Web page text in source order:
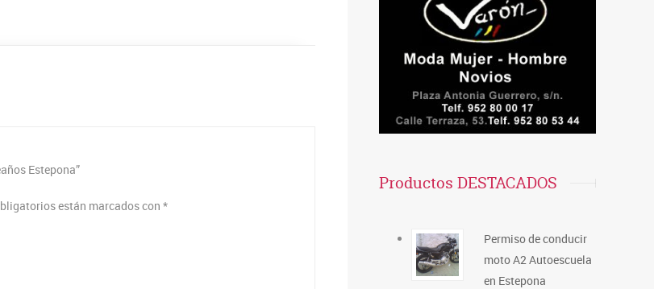
Estepona”
están marcados con *
Productos DESTACADOS
Permiso de conducir
moto A2 Autoescuela
en Estepona